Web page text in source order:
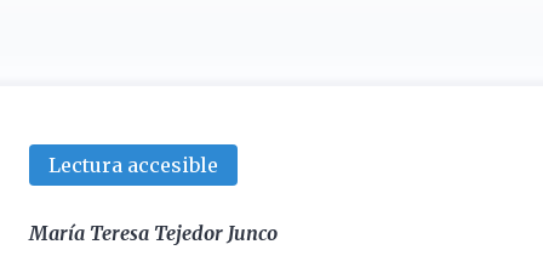
Lectura accesible
María Teresa Tejedor Junco